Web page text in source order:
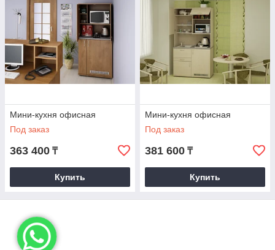
Техническое описание:
Материал изготовления
высокого качества, соответствующая всем условиям
производства по экологичности и безопасности Е1.
Мини-кухня офисная
Под заказ
363 400 ₸
Купить
Мини-кухня офисная
Под заказ
381 600 ₸
Купить